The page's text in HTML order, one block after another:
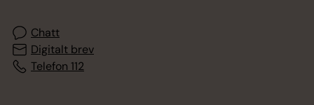
Chatt
Digitalt brev
Telefon 112